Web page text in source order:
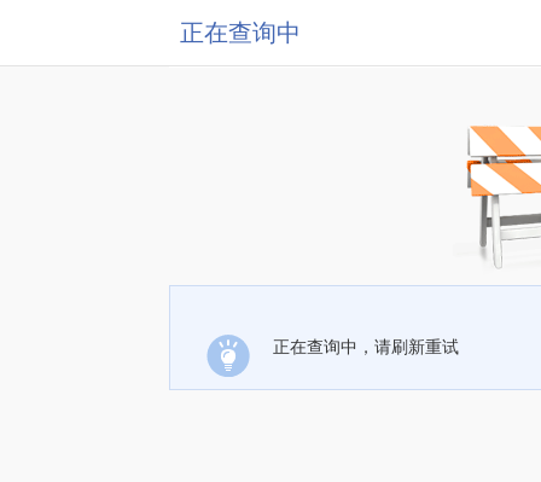
正在查询中
正在查询中，请刷新重试